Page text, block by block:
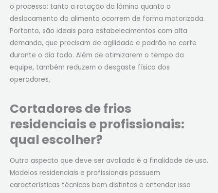
o processo: tanto a rotação da lâmina quanto o
deslocamento do alimento ocorrem de forma motorizada.
Portanto, são ideais para estabelecimentos com alta
demanda, que precisam de agilidade e padrão no corte
durante o dia todo. Além de otimizarem o tempo da
equipe, também reduzem o desgaste físico dos
operadores.
Cortadores de frios
residenciais e profissionais:
qual escolher?
Outro aspecto que deve ser avaliado é a finalidade de uso.
Modelos residenciais e profissionais possuem
características técnicas bem distintas e entender isso